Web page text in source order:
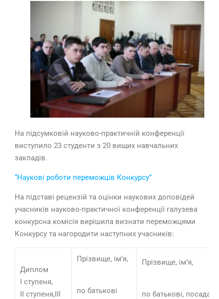
На підсумковій науково-практичній конференції
виступило 23 студенти з 20 вищих навчальних
закладів.
“Наукові роботи переможців Конкурсу”
На підставі рецензій та оцінки наукових доповідей
учасників науково-практичної конференції галузева
конкурсна комісія вирішила визнати переможцями
Конкурсу та нагородити наступних учасників:
Диплом
І ступеня,
ІІ ступеня,ІІІ
Прізвище, ім’я,
по батькові
Прізвище, ім’я,
по батькові, посада